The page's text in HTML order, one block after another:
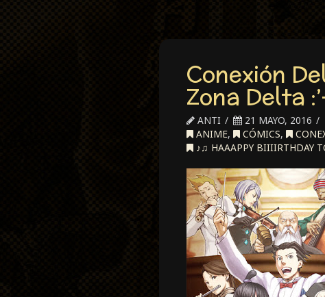
Conexión
Zona Delta
ANTI
21 MAYO, 2016
ANIME, CÓMICS,
♪♫ HAAAPPY BIIIIRTHDAY